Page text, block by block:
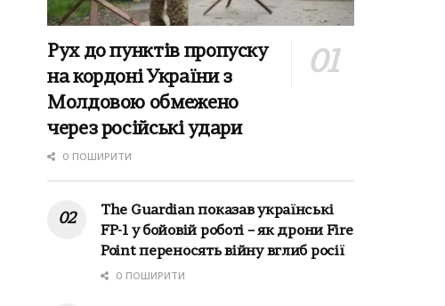
Рух до пунктів пропуску
на кордоні України з
Молдовою обмежено
через російські удари
0 ПОШИРИТИ
The Guardian показав українські
FP-1 у бойовій роботі – як дрони Fire
Point переносять війну вглиб росії
0 ПОШИРИТИ